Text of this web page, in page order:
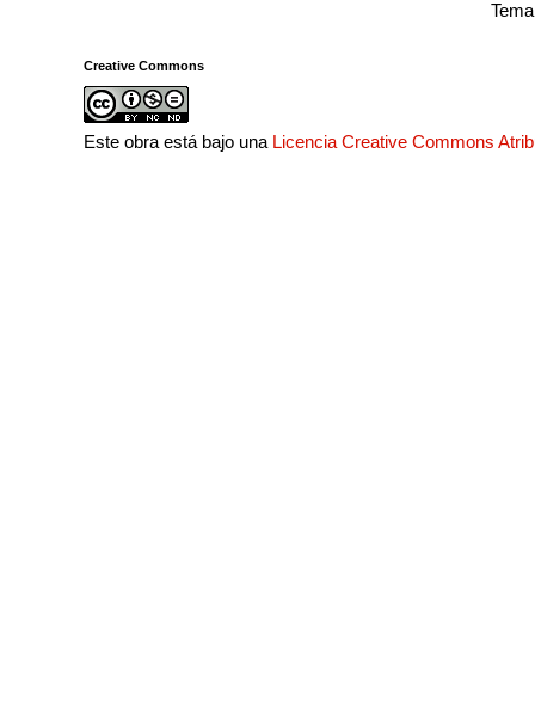
Creative Commons
Este obra está bajo una Licencia Creative Commons